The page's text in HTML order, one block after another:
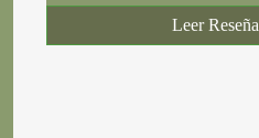
Leer Reseña